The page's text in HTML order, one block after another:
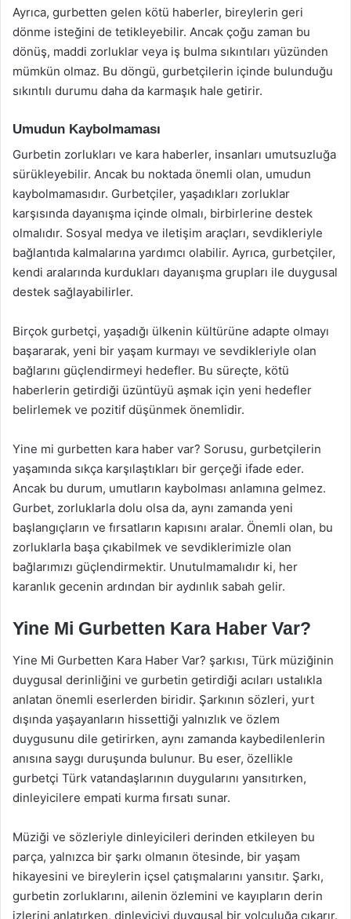
Ayrıca, gurbetten gelen kötü haberler, bireylerin geri
dönme isteğini de tetikleyebilir. Ancak çoğu zaman bu
dönüş, maddi zorluklar veya iş bulma sıkıntıları yüzünden
mümkün olmaz. Bu döngü, gurbetçilerin içinde bulunduğu
sıkıntılı durumu daha da karmaşık hale getirir.
Umudun Kaybolmaması
Gurbetin zorlukları ve kara haberler, insanları umutsuzluğa
sürükleyebilir. Ancak bu noktada önemli olan, umudun
kaybolmamasıdır. Gurbetçiler, yaşadıkları zorluklar
karşısında dayanışma içinde olmalı, birbirlerine destek
olmalıdır. Sosyal medya ve iletişim araçları, sevdikleriyle
bağlantıda kalmalarına yardımcı olabilir. Ayrıca, gurbetçiler,
kendi aralarında kurdukları dayanışma grupları ile duygusal
destek sağlayabilirler.
Birçok gurbetçi, yaşadığı ülkenin kültürüne adapte olmayı
başararak, yeni bir yaşam kurmayı ve sevdikleriyle olan
bağlarını güçlendirmeyi hedefler. Bu süreçte, kötü
haberlerin getirdiği üzüntüyü aşmak için yeni hedefler
belirlemek ve pozitif düşünmek önemlidir.
Yine mi gurbetten kara haber var? Sorusu, gurbetçilerin
yaşamında sıkça karşılaştıkları bir gerçeği ifade eder.
Ancak bu durum, umutların kaybolması anlamına gelmez.
Gurbet, zorluklarla dolu olsa da, aynı zamanda yeni
başlangıçların ve fırsatların kapısını aralar. Önemli olan, bu
zorluklarla başa çıkabilmek ve sevdiklerimizle olan
bağlarımızı güçlendirmektir. Unutulmamalıdır ki, her
karanlık gecenin ardından bir aydınlık sabah gelir.
Yine Mi Gurbetten Kara Haber Var?
Yine Mi Gurbetten Kara Haber Var? şarkısı, Türk müziğinin
duygusal derinliğini ve gurbetin getirdiği acıları ustalıkla
anlatan önemli eserlerden biridir. Şarkının sözleri, yurt
dışında yaşayanların hissettiği yalnızlık ve özlem
duygusunu dile getirirken, aynı zamanda kaybedilenlerin
anısına saygı duruşunda bulunur. Bu eser, özellikle
gurbetçi Türk vatandaşlarının duygularını yansıtırken,
dinleyicilere empati kurma fırsatı sunar.
Müziği ve sözleriyle dinleyicileri derinden etkileyen bu
parça, yalnızca bir şarkı olmanın ötesinde, bir yaşam
hikayesini ve bireylerin içsel çatışmalarını yansıtır. Şarkı,
gurbetin zorluklarını, ailenin özlemini ve kayıpların derin
izlerini anlatırken, dinleyiciyi duygusal bir yolculuğa çıkarır.